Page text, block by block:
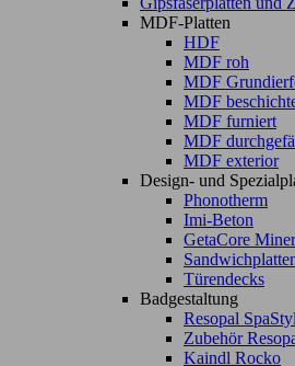
MDF-Platten
HDF
MDF roh
MDF
MDF
MDF furniert
MDF
MDF exterior
Design- und
Phonotherm
Imi-Beton
GetaCore
Türendecks
Badgestaltung
Resopal
Zubehör
Kaindl Rocko